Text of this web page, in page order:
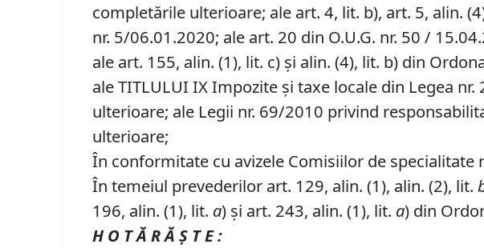
completările ulterioare; ale art. 4, lit. b), art. 5, alin.
nr. 5/06.01.2020; ale art. 20 din O.U.G. nr. 50 /
ale art. 155, alin. (1), lit. c) și alin. (4), lit. b) din
ale TITLULUI IX Impozite și taxe locale din Legea
ulterioare; ale Legii nr. 69/2010 privind
ulterioare;
În conformitate cu avizele Comisiilor de specialitate
În temeiul prevederilor art. 129, alin. (1), alin. (2), lit.
196, alin. (1), lit. a) și art. 243, alin. (1), lit. a) din
H O T Ă R Ă Ş T E :